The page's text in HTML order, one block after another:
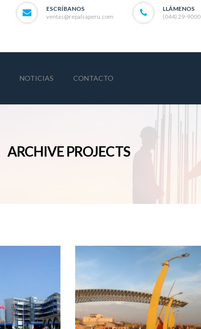
ESCRÍBANOS
ventas@repalsaperu.com
LLÁMENOS
(044) 29-9000
NOTICIAS CONTACTO
ARCHIVE PROJECTS